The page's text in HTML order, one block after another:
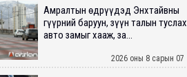
Амралтын өдрүүдэд Энхтайвны
гүүрний баруун, зүүн талын туслах
авто замыг хааж, за...
2026 оны 8 сарын 07